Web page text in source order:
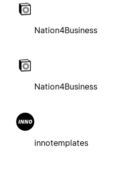
Nation4Business
Nation4Business
innotemplates